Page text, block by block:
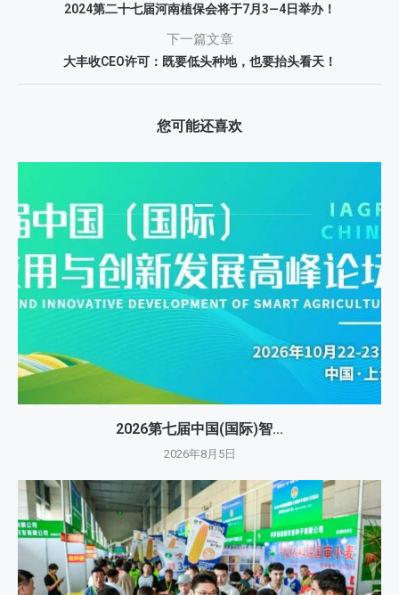
2024第二十七届河南植保会将于7月3—4日举办！
下一篇文章
大丰收CEO许可：既要低头种地，也要抬头看天！
您可能还喜欢
2026第七届中国(国际)智...
2026年8月5日